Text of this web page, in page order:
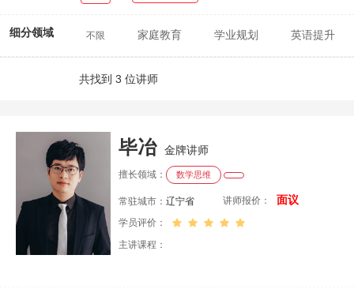
台湾省 | 香港特别行政区 | 澳门特别行政区
细分领域 不限 家庭教育 学业规划 英语提升
共找到 3 位讲师
毕冶 金牌讲师
擅长领域： 数学思维
常驻城市： 辽宁省 讲师报价： 面议
学员评价：
主讲课程：